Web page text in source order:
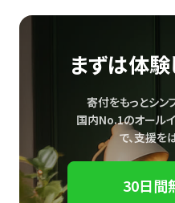
まずは体験
寄付をもっとシン
国内No.1のオール
で、支援を
30日間